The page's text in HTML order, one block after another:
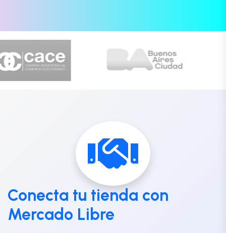
Conecta tu tienda con
Mercado Libre